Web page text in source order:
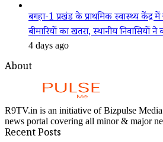
बगहा-1 प्रखंड के प्राथमिक स्वास्थ्य केंद्र
बीमारियों का खतरा, स्थानीय निवासियों
4 days ago
About
R9TV.in is an initiative of Bizpulse
news portal covering all minor & major
Recent Posts